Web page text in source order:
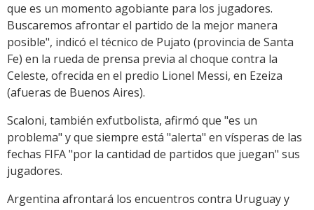
que es un momento agobiante para los jugadores.
Buscaremos afrontar el partido de la mejor manera
posible", indicó el técnico de Pujato (provincia de Santa
Fe) en la rueda de prensa previa al choque contra la
Celeste, ofrecida en el predio Lionel Messi, en Ezeiza
(afueras de Buenos Aires).
Scaloni, también exfutbolista, afirmó que "es un
problema" y que siempre está "alerta" en vísperas de las
fechas FIFA "por la cantidad de partidos que juegan" sus
jugadores.
Argentina afrontará los encuentros contra Uruguay y